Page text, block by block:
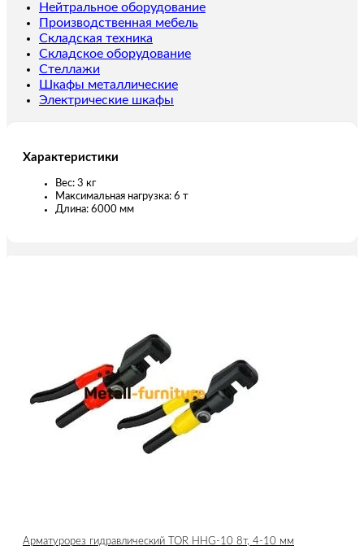
(6,0
т;
6
м)
Нейтральное оборудование
Производственная мебель
Складская техника
Складское оборудование
Стеллажи
Шкафы металлические
Электрические шкафы
Характеристики
Вес: 3 кг
Максимальная нагрузка: 6 т
Длина: 6000 мм
Арматурорез гидравлический TOR HHG-10 8т, 4-10 мм